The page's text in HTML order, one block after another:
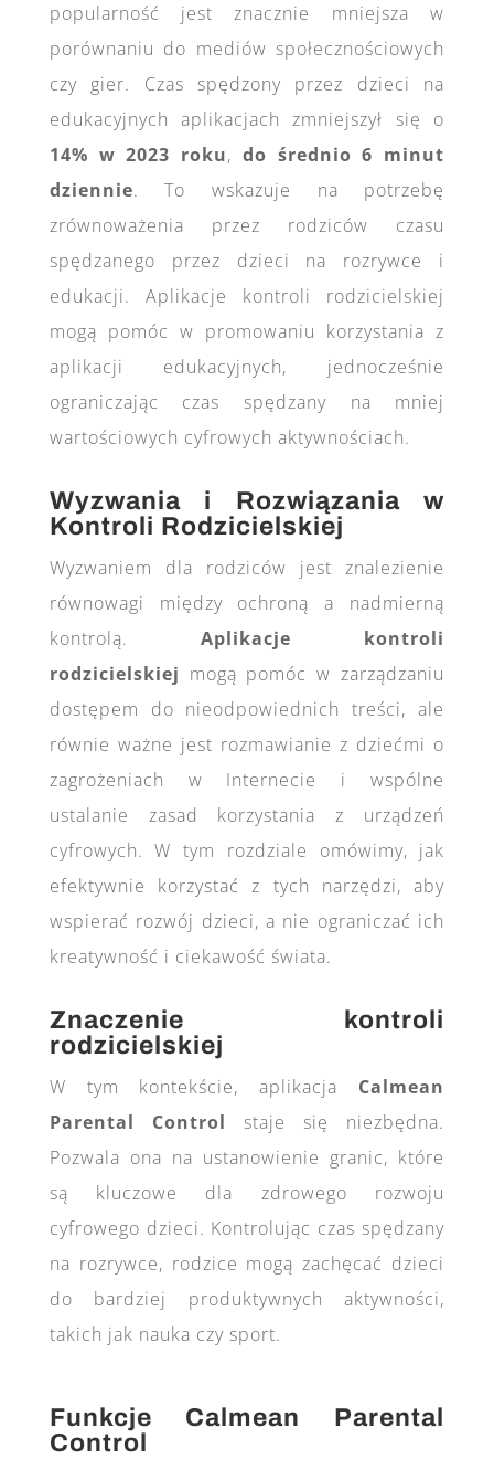
popularność jest znacznie mniejsza w
porównaniu do mediów społecznościowych
czy gier. Czas spędzony przez dzieci na
edukacyjnych aplikacjach zmniejszył się o
14% w 2023 roku, do średnio 6 minut
dziennie. To wskazuje na potrzebę
zrównoważenia przez rodziców czasu
spędzanego przez dzieci na rozrywce i
edukacji. Aplikacje kontroli rodzicielskiej
mogą pomóc w promowaniu korzystania z
aplikacji edukacyjnych, jednocześnie
ograniczając czas spędzany na mniej
wartościowych cyfrowych aktywnościach.
Wyzwania i Rozwiązania w
Kontroli Rodzicielskiej
Wyzwaniem dla rodziców jest znalezienie
równowagi między ochroną a nadmierną
kontrolą. Aplikacje kontroli
rodzicielskiej mogą pomóc w zarządzaniu
dostępem do nieodpowiednich treści, ale
równie ważne jest rozmawianie z dziećmi o
zagrożeniach w Internecie i wspólne
ustalanie zasad korzystania z urządzeń
cyfrowych. W tym rozdziale omówimy, jak
efektywnie korzystać z tych narzędzi, aby
wspierać rozwój dzieci, a nie ograniczać ich
kreatywność i ciekawość świata.
Znaczenie kontroli
rodzicielskiej
W tym kontekście, aplikacja Calmean
Parental Control staje się niezbędna.
Pozwala ona na ustanowienie granic, które
są kluczowe dla zdrowego rozwoju
cyfrowego dzieci. Kontrolując czas spędzany
na rozrywce, rodzice mogą zachęcać dzieci
do bardziej produktywnych aktywności,
takich jak nauka czy sport.
Funkcje Calmean Parental
Control